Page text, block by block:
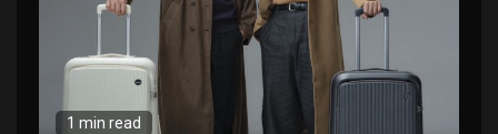
1 min read